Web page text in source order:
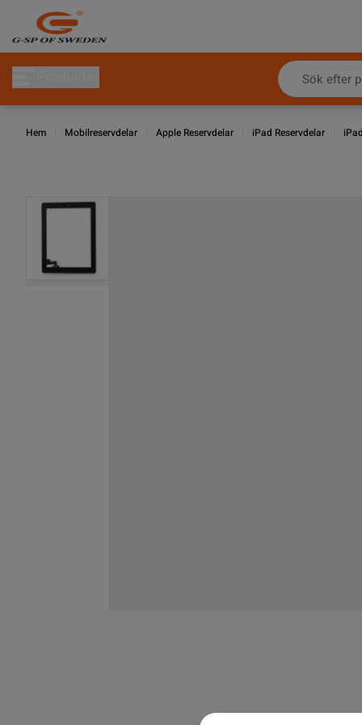
Hoppa till innehållet
Hem Mobilreservdelar Apple Reservdelar iPad Reservdelar
View larger image